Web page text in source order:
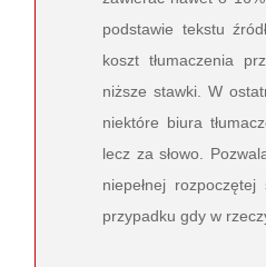
podstawie tekstu
koszt tłumaczenia
niższe stawki. W
niektóre biura
lecz za słowo.
niepełnej
przypadku gdy w